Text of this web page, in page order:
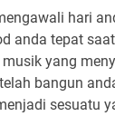
hari
anda tepat
yang
bangun
sesuatu